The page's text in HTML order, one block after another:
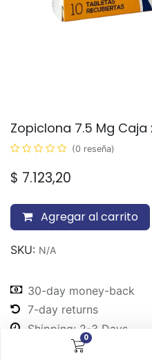
0
Zopiclona 7.5 Mg Caja
(0 reseña)
$ 7.123,20
Agregar al carrito
SKU: N/A
30-day money-back
7-day returns
Shipping: 2-3 Days